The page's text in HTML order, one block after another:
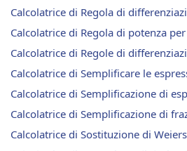
Calcolatrice di Regola di
Calcolatrice di Regola di potenza
Calcolatrice di Regole di
Calcolatrice di Semplificare le
Calcolatrice di Semplificazione di
Calcolatrice di Semplificazione di
Calcolatrice di Sostituzione di